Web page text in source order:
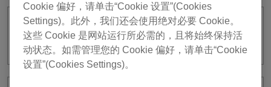
无法在PERFORMANCE模式下录制音
频。
Cookie 偏好，请单击“Cookie 设置”(Cookies
Settings)。此外，我们还会使用绝对必要 Cookie。
这些 Cookie 是网站运行所必需的，且将始终保持活
动状态。如需管理您的 Cookie 偏好，请单击“Cookie
设置”(Cookies Settings)。